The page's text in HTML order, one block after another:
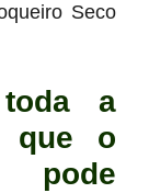
Seco
a
que o